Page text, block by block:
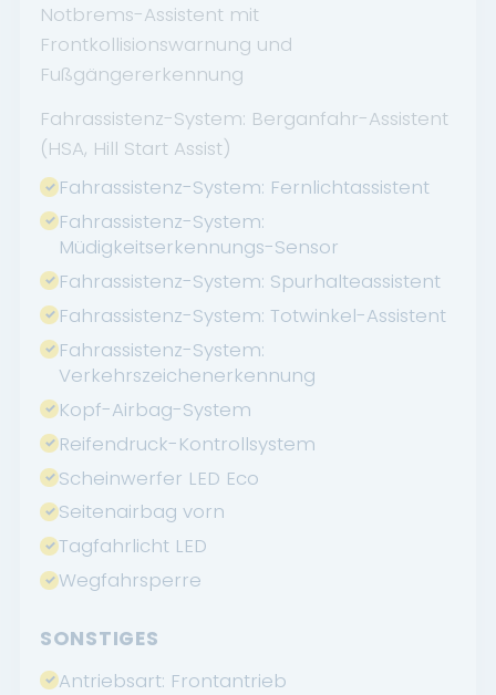
Notbrems-Assistent mit
Frontkollisionswarnung und
Fußgängererkennung
Fahrassistenz-System: Berganfahr-Assistent
(HSA, Hill Start Assist)
Fahrassistenz-System: Fernlichtassistent
Fahrassistenz-System:
Müdigkeitserkennungs-Sensor
Fahrassistenz-System: Spurhalteassistent
Fahrassistenz-System: Totwinkel-Assistent
Fahrassistenz-System:
Verkehrszeichenerkennung
Kopf-Airbag-System
Reifendruck-Kontrollsystem
Scheinwerfer LED Eco
Seitenairbag vorn
Tagfahrlicht LED
Wegfahrsperre
SONSTIGES
Antriebsart: Frontantrieb